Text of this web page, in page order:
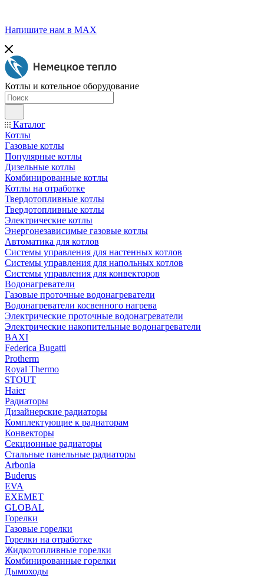
Напишите нам в МАХ
Котлы и котельное оборудование
Каталог
Котлы
Газовые котлы
Популярные котлы
Дизельные котлы
Комбинированные котлы
Котлы на отработке
Твердотопливные котлы
Твердотопливные котлы
Электрические котлы
Энергонезависимые газовые котлы
Автоматика для котлов
Системы управления для настенных котлов
Системы управления для напольных котлов
Системы управления для конвекторов
Водонагреватели
Газовые проточные водонагреватели
Водонагреватели косвенного нагрева
Электрические проточные водонагреватели
Электрические накопительные водонагреватели
BAXI
Federica Bugatti
Protherm
Royal Thermo
STOUT
Haier
Радиаторы
Дизайнерские радиаторы
Комплектующие к радиаторам
Конвекторы
Секционные радиаторы
Стальные панельные радиаторы
Arbonia
Buderus
EVA
EXEMET
GLOBAL
Горелки
Газовые горелки
Горелки на отработке
Жидкотопливные горелки
Комбинированные горелки
Дымоходы